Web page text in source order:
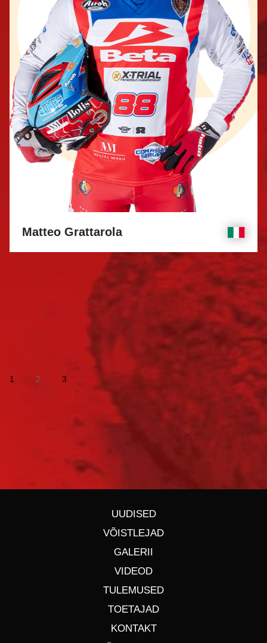
Matteo Grattarola
1 2 3
UUDISED
VÕISTLEJAD
GALERII
VIDEOD
TULEMUSED
TOETAJAD
KONTAKT